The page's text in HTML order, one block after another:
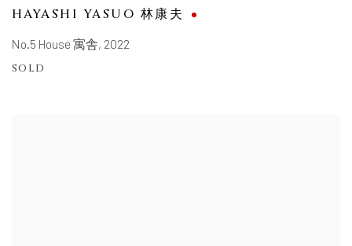
HAYASHI YASUO 林康夫
No.5 House 寓舎, 2022
SOLD